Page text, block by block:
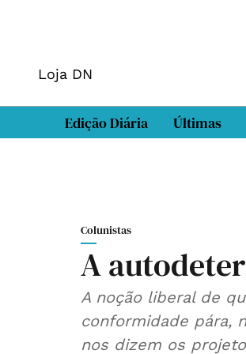
Loja DN
Edição Diária Últimas
Colunistas
A
A noção liberal de
conformidade pára,
nos dizem os